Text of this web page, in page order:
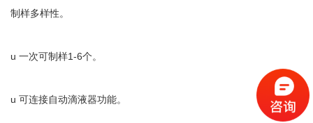
制样多样性。
u 一次可制样1-6个。
u 可连接自动滴液器功能。